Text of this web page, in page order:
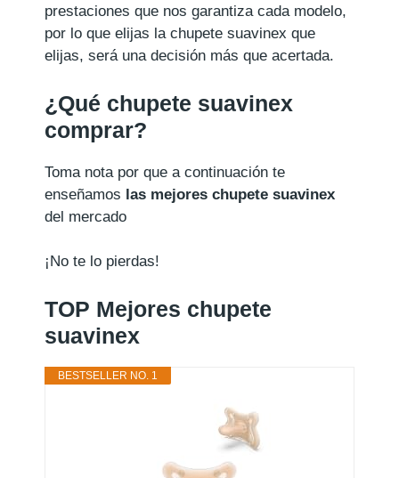
prestaciones que nos garantiza cada modelo,
por lo que elijas la chupete suavinex que
elijas, será una decisión más que acertada.
¿Qué chupete suavinex
comprar?
Toma nota por que a continuación te
enseñamos las mejores chupete suavinex
del mercado
¡No te lo pierdas!
TOP Mejores chupete
suavinex
BESTSELLER NO. 1